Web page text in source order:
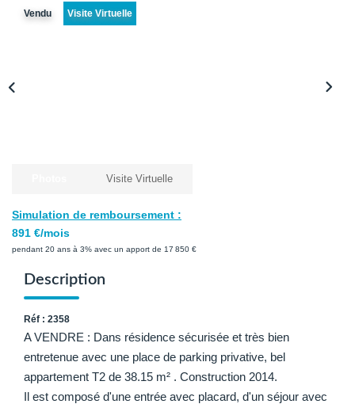
L'AGENCE
Présentation De L'agence
Vendu Visite Virtuelle
Simulation de remboursement :
891 €/mois
pendant 20 ans à 3% avec un apport de 17 850 €
Visite Virtuelle
Description
Réf : 2358
A VENDRE : Dans résidence sécurisée et très bien
entretenue avec une place de parking privative, bel
appartement T2 de 38.15 m² . Construction 2014.
Il est composé d'une entrée avec placard, d'un séjour avec